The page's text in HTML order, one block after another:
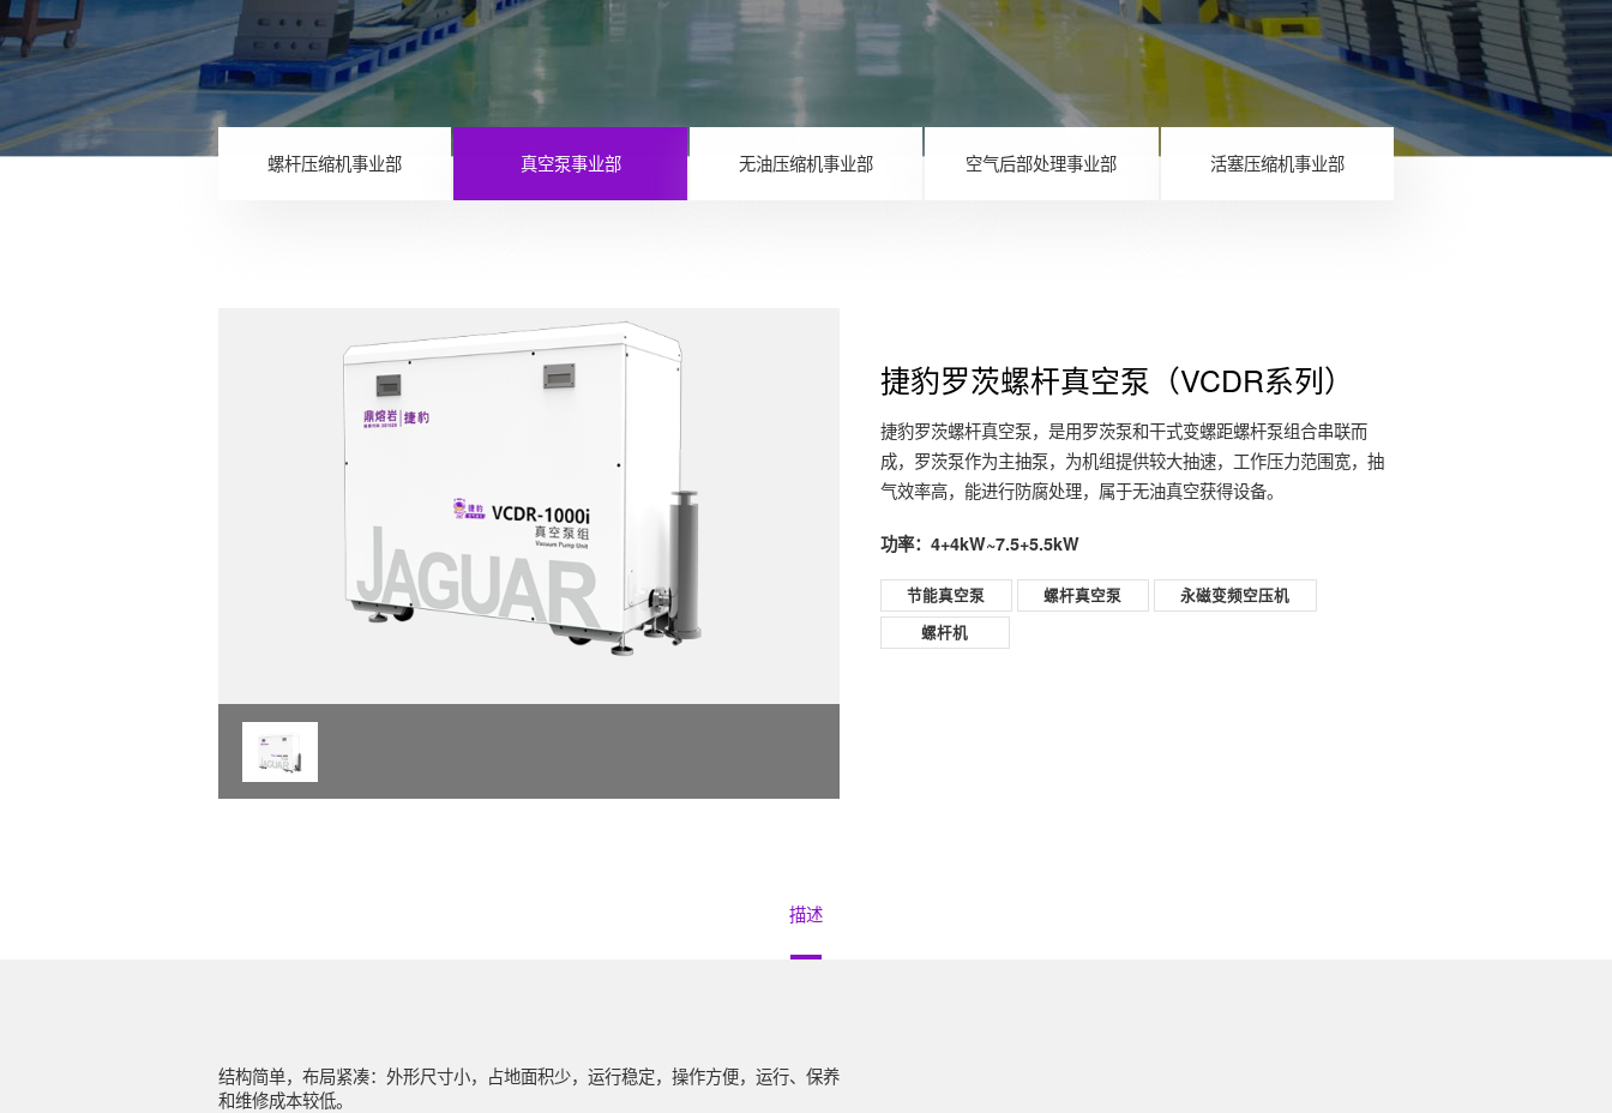
螺杆压缩机事业部 真空泵事业部 无油压缩机事业部 空气后部处理事业部 活塞压缩机事业部
捷豹罗茨螺杆真空泵（VCDR系列）
捷豹罗茨螺杆真空泵，是用罗茨泵和干式变螺距螺杆泵组合串联而
成，罗茨泵作为主抽泵，为机组提供较大抽速，工作压力范围宽，抽
气效率高，能进行防腐处理，属于无油真空获得设备。
功率：4+4kW~7.5+5.5kW
节能真空泵 螺杆真空泵
永磁变频空压机
螺杆机
描述
结构简单，布局紧凑：外形尺寸小，占地面积少，运行稳定，操作方便，运行、保养
和维修成本较低。